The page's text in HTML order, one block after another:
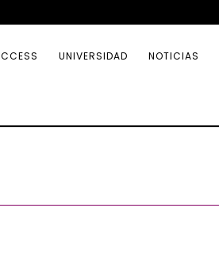
UNIVERSIDAD NOTICIAS